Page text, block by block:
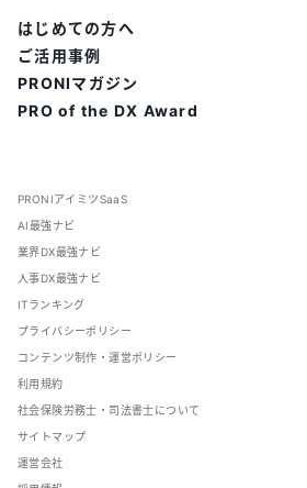
PRONIアイミツSaaS
AI最強ナビ
業界DX最強ナビ
人事DX最強ナビ
ITランキング
プライバシーポリシー
コンテンツ制作・運営ポリシー
利用規約
社会保険労務士・司法書士について
サイトマップ
運営会社
はじめての方へ
ご活用事例
PRONIマガジン
PRO of the DX Award